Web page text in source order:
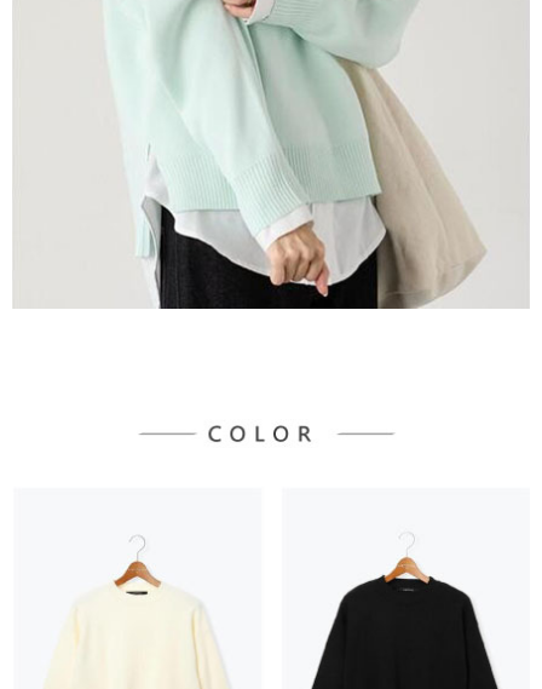
１．透過由恩沛科技股份有限公司提供之「AFTEE先享後付」服務完成之交
易，需依本服務之必要範圍內提供個人資料，並將交易相關給付款項請求債
２．關於個人資料處理事宜，請瀏覽以下網址：
https://aftee.tw/terms/#terms3
３．未成年的使用者請事先徵得法定代理人或監護人之同意方可使用
「AFTEE先享後付」，若未經同意申辦者引起之損失，本公司不負相關責
４．使用「AFTEE先享後付」時，將依據個別帳號之用戶狀況，依本公司即
時審查核予不同之上限額度；若仍有額度不足之情形，本公司將視審查結果
請求用戶進行身份認證。
５．嚴禁一人註冊多個帳號或使用他人資訊註冊。若發現惡意使用之情形，
恩沛科技股份有限公司將有權停止該用戶之使用額度並採取法律行動。
每筆NT$60，滿NT$888(含以上)免運費
每筆NT$60，滿NT$888(含以上)免運費
每筆NT$90，滿NT$888(含以上)免運費